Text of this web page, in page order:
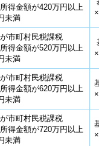
所得金額が420万円以上
未満
が市町村民税課税
所得金額が520万円以上
未満
が市町村民税課税
所得金額が620万円以上
未満
が市町村民税課税
所得金額が720万円以上
未満